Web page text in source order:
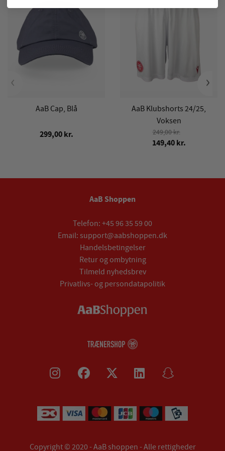
AaB Cap, Blå
299,00 kr.
AaB Klubshorts 24/25,
Voksen
249,00 kr.
149,40 kr.
‹ ›
AaB Shoppen
Telefon: +45 96 35 59 00
Email: support@aabshoppen.dk
Handelsbetingelser
Retur og ombytning
Tilmeld nyhedsbrev
Privatlivs- og persondatapolitik
Copyright © 2020 - AaB shoppen - Alle rettigheder